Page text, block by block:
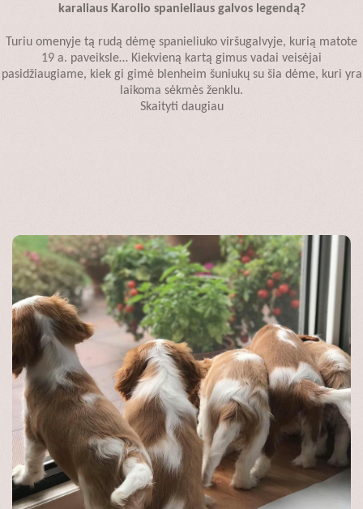
karaliaus Karolio spanieliaus galvos legendą?
Turiu omenyje tą rudą dėmę spanieliuko viršugalvyje, kurią matote
19 a. paveiksle… Kiekvieną kartą gimus vadai veisėjai
pasidžiaugiame, kiek gi gimė blenheim šuniukų su šia dėme, kuri yra
laikoma sėkmės ženklu.
Skaityti daugiau